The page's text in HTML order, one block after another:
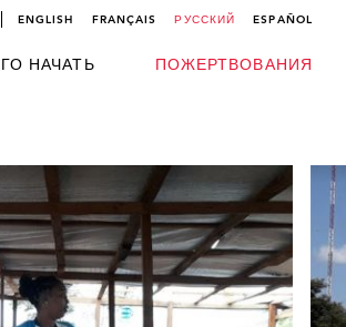
ENGLISH FRANÇAIS РУССКИЙ ESPAÑOL
НАЧАТЬ ПОЖЕРТВОВАНИЯ